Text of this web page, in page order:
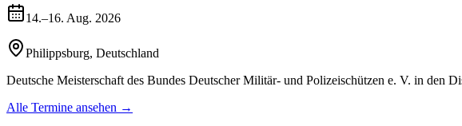
14.–16. Aug. 2026
Philippsburg, Deutschland
Deutsche Meisterschaft des Bundes Deutscher Militär- und Polizeischützen e. V. in den
Alle Termine ansehen →